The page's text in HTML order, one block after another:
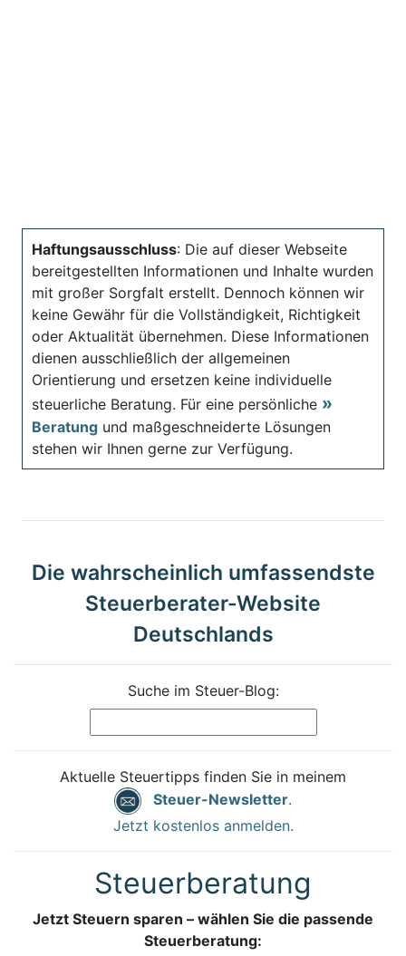
Haftungsausschluss: Die auf dieser Webseite
bereitgestellten Informationen und Inhalte wurden
mit großer Sorgfalt erstellt. Dennoch können wir
keine Gewähr für die Vollständigkeit, Richtigkeit
oder Aktualität übernehmen. Diese Informationen
dienen ausschließlich der allgemeinen
Orientierung und ersetzen keine individuelle
steuerliche Beratung. Für eine persönliche
Beratung und maßgeschneiderte Lösungen
stehen wir Ihnen gerne zur Verfügung.
Die wahrscheinlich umfassendste
Steuerberater-Website
Deutschlands
Suche im Steuer-Blog:
Aktuelle Steuertipps finden Sie in meinem
Steuer-Newsletter.
Jetzt kostenlos anmelden.
Steuerberatung
Jetzt Steuern sparen – wählen Sie die passende
Steuerberatung: